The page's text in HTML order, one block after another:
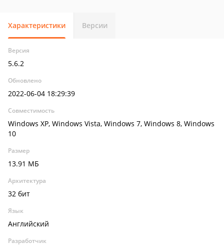
Характеристики Версии
Версия
5.6.2
Обновлено
2022-06-04 18:29:39
Совместимость
Windows XP, Windows Vista, Windows 7, Windows 8, Windows
10
Размер
13.91 МБ
Архитектура
32 бит
Язык
Английский
Разработчик